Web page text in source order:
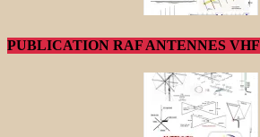
PUBLICATION RAF ANTENNES VHF